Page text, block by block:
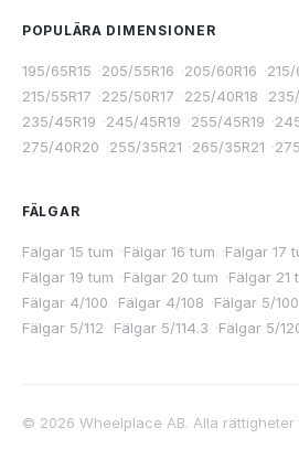
POPULÄRA DIMENSIONER
195/65R15 ·205/55R16 ·205/60R16 ·215/
215/55R17 ·225/50R17 ·225/40R18 ·
235/45R19 ·245/45R19 ·255/45R19 ·
275/40R20 ·255/35R21 ·265/35R21 ·
FÄLGAR
Fälgar 15 tum ·Fälgar 16 tum ·Fälgar 17
Fälgar 19 tum ·Fälgar 20 tum ·Fälgar 21
Fälgar 4/100 ·Fälgar 4/108 ·Fälgar 5/100
Fälgar 5/112 ·Fälgar 5/114.3 ·Fälgar 5/
© 2026 Wheelplace AB. Alla